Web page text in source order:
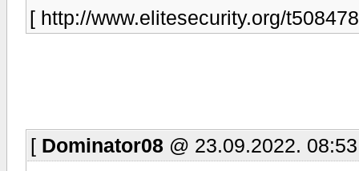
[ http://www.elitesecurity.org/
[ Dominator08 @ 23.09.2022.